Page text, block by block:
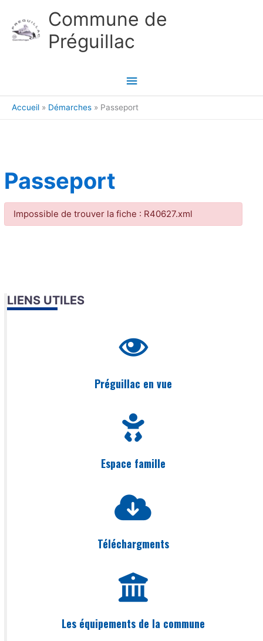
Commune de
Préguillac
Menu
principal
Accueil Démarches Passeport
Passeport
Impossible de trouver la fiche : R40627.xml
LIENS UTILES
Préguillac en vue
Espace famille
Téléchargments
Les équipements de la commune